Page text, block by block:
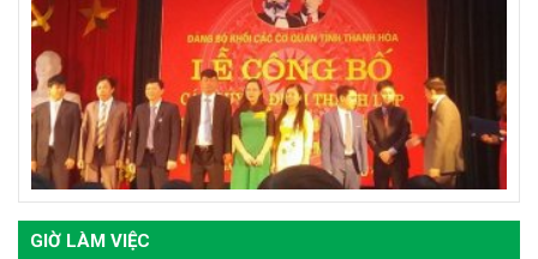
GIỜ LÀM VIỆC